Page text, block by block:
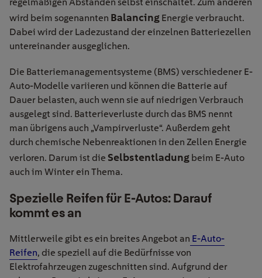
wird beim sogenannten Balancing Energie verbraucht.
Dabei wird der Ladezustand der einzelnen Batteriezellen
untereinander ausgeglichen.
Die Batteriemanagementsysteme (BMS) verschiedener E-
Auto-Modelle variieren und können die Batterie auf
Dauer belasten, auch wenn sie auf niedrigen Verbrauch
ausgelegt sind. Batterieverluste durch das BMS nennt
man übrigens auch „Vampirverluste“. Außerdem geht
durch chemische Nebenreaktionen in den Zellen Energie
verloren. Darum ist die Selbstentladung beim E-Auto
auch im Winter ein Thema.
Spezielle Reifen für E-Autos: Darauf
kommt es an
Mittlerweile gibt es ein breites Angebot an E-Auto-
Reifen, die speziell auf die Bedürfnisse von
Elektrofahrzeugen zugeschnitten sind. Aufgrund der